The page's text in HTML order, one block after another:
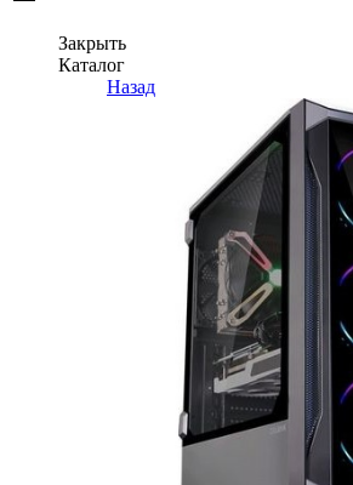
Закрыть
Каталог
Назад